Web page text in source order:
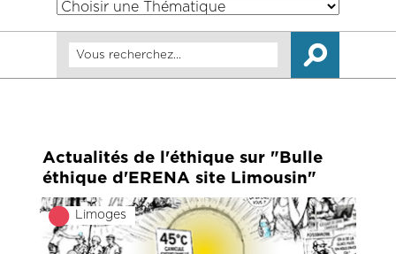
Actualités de l'éthique sur "Bulle
éthique d'ERENA site Limousin"
Limoges